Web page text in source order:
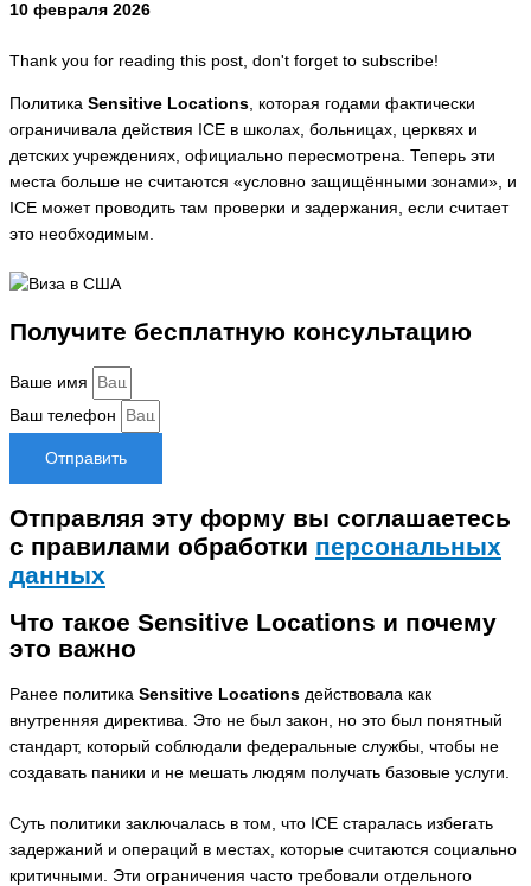
10 февраля 2026
Thank you for reading this post, don't forget to subscribe!
Политика Sensitive Locations , которая годами фактически
ограничивала действия ICE в школах, больницах, церквях и
детских учреждениях, официально пересмотрена. Теперь эти
места больше не считаются «условно защищёнными зонами», и
ICE может проводить там проверки и задержания, если считает
это необходимым.
Получите бесплатную консультацию
Ваше имя
Ваш телефон
Отправить
Отправляя эту форму вы соглашаетесь
с правилами обработки персональных
данных
Что такое Sensitive Locations и почему
это важно
Ранее политика Sensitive Locations действовала как
внутренняя директива. Это не был закон, но это был понятный
стандарт, который соблюдали федеральные службы, чтобы не
создавать паники и не мешать людям получать базовые услуги.
Суть политики заключалась в том, что ICE старалась избегать
задержаний и операций в местах, которые считаются социально
критичными. Эти ограничения часто требовали отдельного